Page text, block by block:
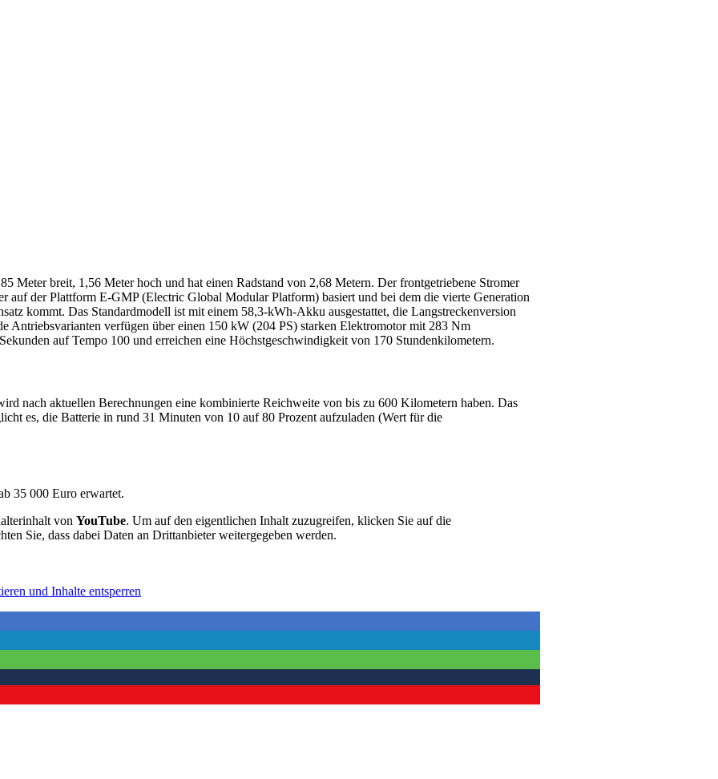
Meter breit, 1,56 Meter hoch und hat einen Radstand von 2,68 Metern. Der frontgetriebene Stromer
auf der Plattform E-GMP (Electric Global Modular Platform) basiert und bei dem die vierte Generation
kommt. Das Standardmodell ist mit einem 58,3-kWh-Akku ausgestattet, die Langstreckenversion
Antriebsvarianten verfügen über einen 150 kW (204 PS) starken Elektromotor mit 283 Nm
auf Tempo 100 und erreichen eine Höchstgeschwindigkeit von 170 Stundenkilometern.
nach aktuellen Berechnungen eine kombinierte Reichweite von bis zu 600 Kilometern haben. Das
es, die Batterie in rund 31 Minuten von 10 auf 80 Prozent aufzuladen (Wert für die
35 000 Euro erwartet.
von YouTube. Um auf den eigentlichen Inhalt zuzugreifen, klicken Sie auf die
Sie, dass dabei Daten an Drittanbieter weitergegeben werden.
und Inhalte entsperren